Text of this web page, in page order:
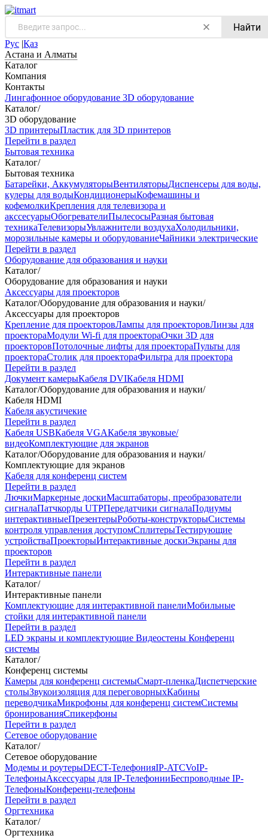
Найти
Рус |Қаз
Астана и Алматы
Каталог
Компания
Контакты
Лингафонное оборудование 3D оборудование
Каталог/
3D оборудование
3D принтерыПластик для 3D принтеров
Перейти в раздел
Бытовая техника
Каталог/
Бытовая техника
Батарейки, АккумуляторыВентиляторыДиспенсеры для воды,
кулеры для водыКондиционерыКофемашины и
кофемолкиКрепления для телевизора и
акссесуарыОбогревателиПылесосыРазная бытовая
техникаТелевизорыУвлажнители воздухаХолодильники,
морозильные камеры и оборудованиеЧайники электрические
Перейти в раздел
Оборудование для образования и науки
Каталог/
Оборудование для образования и науки
Аксессуары для проекторов
Каталог/Оборудование для образования и науки/
Аксессуары для проекторов
Крепление для проекторовЛампы для проекторовЛинзы для
проектораМодули Wi-fi для проектораОчки 3D для
проекторовПотолочные лифты для проектораПульты для
проектораСтолик для проектораФильтра для проектора
Перейти в раздел
Документ камерыКабеля DVIКабеля HDMI
Каталог/Оборудование для образования и науки/
Кабеля HDMI
Кабеля акустичекие
Перейти в раздел
Кабеля USBКабеля VGAКабеля звуковые/
видеоКомплектующие для экранов
Каталог/Оборудование для образования и науки/
Комплектующие для экранов
Кабеля для конференц систем
Перейти в раздел
ЛючкиМаркерные доскиМасштабаторы, преобразователи
сигналаПатчкорды UTPПередатчики сигналаПодиумы
интерактивныеПрезентерыРоботы-конструкторыСистемы
контроля управления доступомСплитерыТестирующие
устройстваПроекторыИнтерактивные доскиЭкраны для
проекторов
Перейти в раздел
Интерактивные панели
Каталог/
Интерактивные панели
Комплектующие для интерактивной панелиМобильные
стойки для интерактивной панели
Перейти в раздел
LED экраны и комплектующие Видеостены Конференц
системы
Каталог/
Конференц системы
Камеры для конференц системыCмарт-пленкаДиспетчерские
столыЗвукоизоляция для переговорныхКабины
переводчикаМикрофоны для конференц системСистемы
бронированияСпикерфоны
Перейти в раздел
Сетевое оборудование
Каталог/
Сетевое оборудование
Модемы и роутерыDECT-ТелефонияIP-ATCVoIP-
ТелефоныАксессуары для IP-ТелефонииБеспроводные IP-
ТелефоныКонференц-телефоны
Перейти в раздел
Оргтехника
Каталог/
Оргтехника